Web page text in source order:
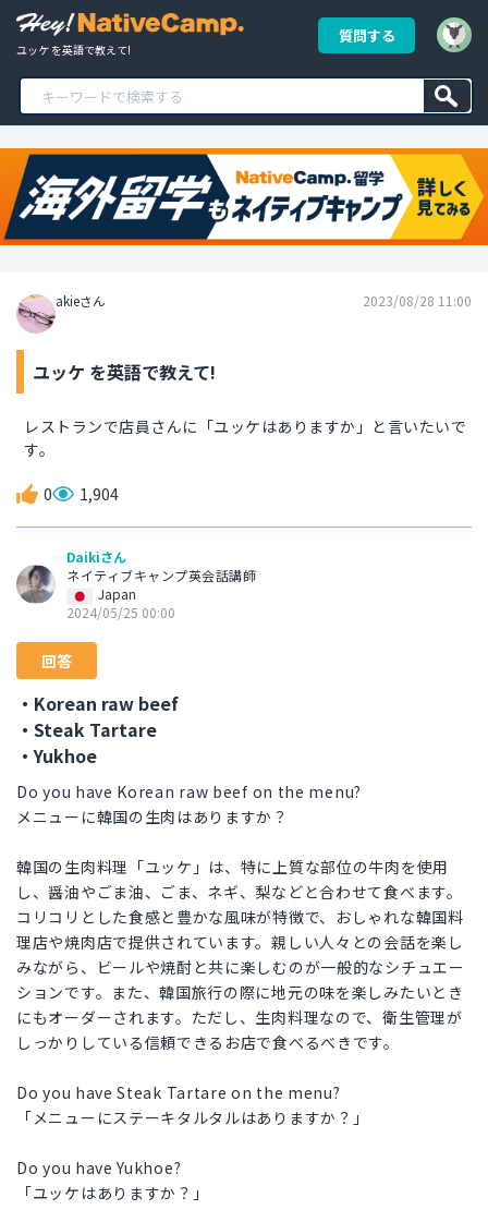
ユッケ を英語で教えて!
質問する
akieさん 2023/08/28 11:00
ユッケ を英語で教えて!
レストランで店員さんに「ユッケはありますか」と言いたいで
す。
0 1,904
Daikiさん
ネイティブキャンプ英会話講師
Japan
2024/05/25 00:00
回答
・Korean raw beef
・Steak Tartare
・Yukhoe
Do you have Korean raw beef on the menu?
メニューに韓国の生肉はありますか？
韓国の生肉料理「ユッケ」は、特に上質な部位の牛肉を使用
し、醤油やごま油、ごま、ネギ、梨などと合わせて食べます。
コリコリとした食感と豊かな風味が特徴で、おしゃれな韓国料
理店や焼肉店で提供されています。親しい人々との会話を楽し
みながら、ビールや焼酎と共に楽しむのが一般的なシチュエー
ションです。また、韓国旅行の際に地元の味を楽しみたいとき
にもオーダーされます。ただし、生肉料理なので、衛生管理が
しっかりしている信頼できるお店で食べるべきです。
Do you have Steak Tartare on the menu?
「メニューにステーキタルタルはありますか？」
Do you have Yukhoe?
「ユッケはありますか？」